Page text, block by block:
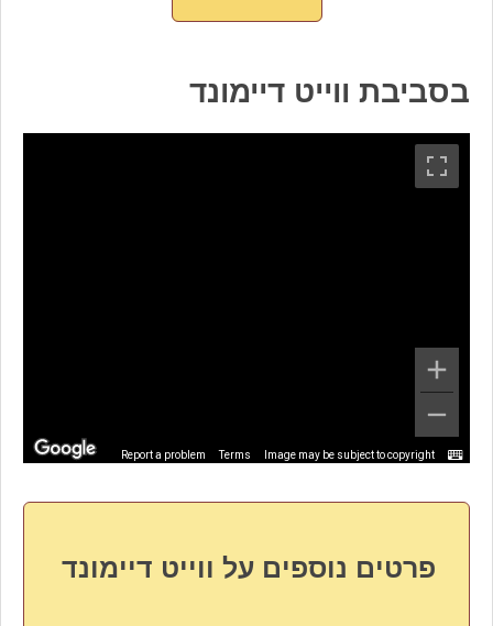
בסביבת ווייט דיימונד
Image may be subject to copyright
Terms
Report a problem
פרטים נוספים על ווייט דיימונד